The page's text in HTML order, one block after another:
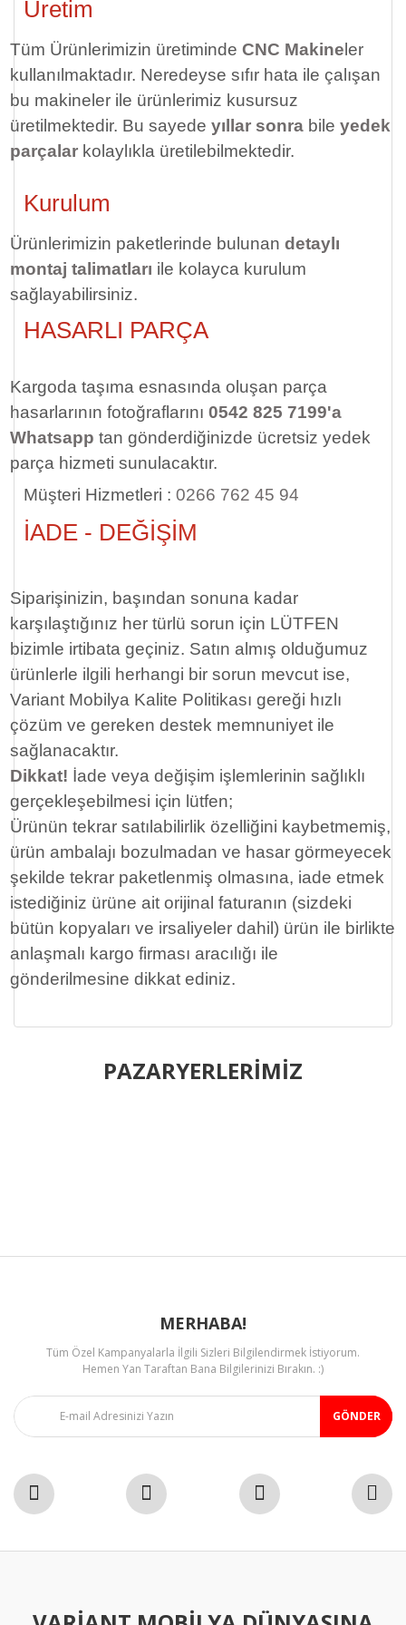
Üretim
Tüm Ürünlerimizin üretiminde CNC Makineler
kullanılmaktadır. Neredeyse sıfır hata ile çalışan
bu makineler ile ürünlerimiz kusursuz
üretilmektedir. Bu sayede yıllar sonra bile yedek
parçalar kolaylıkla üretilebilmektedir.
Kurulum
Ürünlerimizin paketlerinde bulunan detaylı
montaj talimatları ile kolayca kurulum
sağlayabilirsiniz.
HASARLI PARÇA
Kargoda taşıma esnasında oluşan parça
hasarlarının fotoğraflarını 0542 825 7199'a
Whatsapp tan gönderdiğinizde ücretsiz yedek
parça hizmeti sunulacaktır.
Müşteri Hizmetleri : 0266 762 45 94
İADE - DEĞİŞİM
Siparişinizin, başından sonuna kadar
karşılaştığınız her türlü sorun için LÜTFEN
bizimle irtibata geçiniz. Satın almış olduğumuz
ürünlerle ilgili herhangi bir sorun mevcut ise,
Variant Mobilya Kalite Politikası gereği hızlı
çözüm ve gereken destek memnuniyet ile
sağlanacaktır.
Dikkat! İade veya değişim işlemlerinin sağlıklı
gerçekleşebilmesi için lütfen;
Ürünün tekrar satılabilirlik özelliğini kaybetmemiş,
ürün ambalajı bozulmadan ve hasar görmeyecek
şekilde tekrar paketlenmiş olmasına, iade etmek
istediğiniz ürüne ait orijinal faturanın (sizdeki
bütün kopyaları ve irsaliyeler dahil) ürün ile birlikte
anlaşmalı kargo firması aracılığı ile
gönderilmesine dikkat ediniz.
Bu ürüne ilk yorumu siz yapın!
konularda yetersiz gördüğünüz noktaları öneri formunu
kullanarak tarafımıza iletebilirsiniz.
Gönder
PAZARYERLERİMİZ
MERHABA!
Tüm Özel Kampanyalarla İlgili Sizleri Bilgilendirmek İstiyorum.
Hemen Yan Taraftan Bana Bilgilerinizi Bırakın. :)
GÖNDER